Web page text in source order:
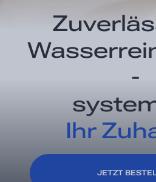
-
Ihr
JETZT